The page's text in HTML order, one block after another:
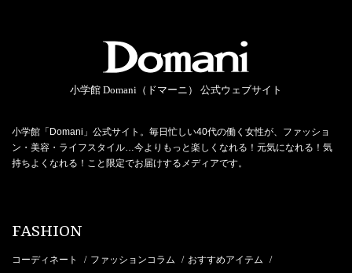
小学館 Domani（ドマーニ） 公式ウェブサイト
小学館「Domani」公式サイト。毎日忙しい40代の働く女性が、ファッショ
ン・美容・ライフスタイル…今よりもっと楽しくなれる！元気になれる！気
持ちよくなれる！こと限定でお届けするメディアです。
FASHION
コーディネート / ファッションコラム / おすすめアイテム /